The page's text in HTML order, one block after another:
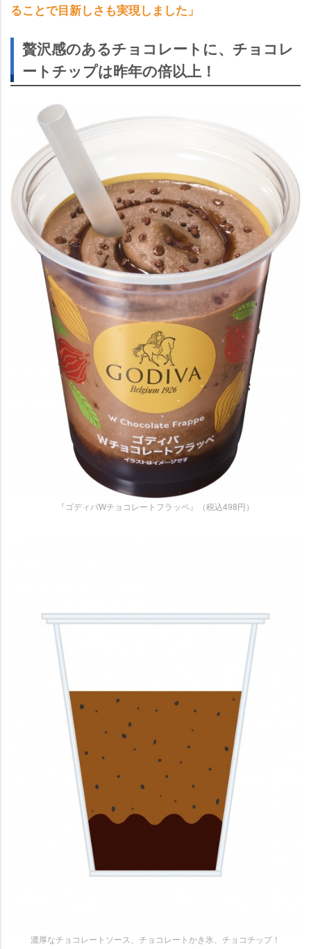
ることで目新しさも実現しました」
贅沢感のあるチョコレートに、チョコレ
ートチップは昨年の倍以上！
『ゴディバWチョコレートフラッペ』（税込498円）
濃厚なチョコレートソース、チョコレートかき氷、チョコチップ！